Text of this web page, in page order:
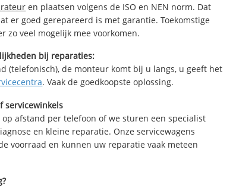
en plaatsen volgens de ISO en NEN norm. Dat
er goed gerepareerd is met garantie. Toekomstige
zo veel mogelijk mee voorkomen.
bij reparaties:
(telefonisch), de monteur komt bij u langs, u geeft het
. Vaak de goedkoopste oplossing.
servicewinkels
afstand per telefoon of we sturen een specialist
en kleine reparatie. Onze servicewagens
voorraad en kunnen uw reparatie vaak meteen